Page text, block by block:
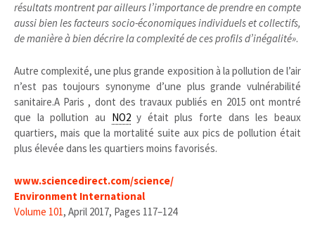
résultats montrent par ailleurs l’importance de prendre en compte
aussi bien les facteurs socio-économiques individuels et collectifs,
de manière à bien décrire la complexité de ces profils d’inégalité».
Autre complexité, une plus grande exposition à la pollution de l’air
n’est pas toujours synonyme d’une plus grande vulnérabilité
sanitaire.A Paris , dont des travaux publiés en 2015 ont montré
que la pollution au NO2y était plus forte dans les beaux
quartiers, mais que la mortalité suite aux pics de pollution était
plus élevée dans les quartiers moins favorisés.
www.sciencedirect.com/science/
Environment International
Volume 101, April 2017, Pages 117–124